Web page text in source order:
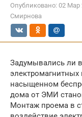
Опубликовано: 02 Мар
Смирнова
Задумывались ли
насыщенном
дома от ЭМИ
Монтаж проема в